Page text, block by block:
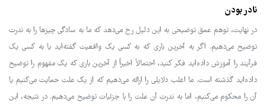
نادر بودن
در نهایت، توهم عمق توضیحی به این دلیل رخ می‌دهد که ما به سادگی چیزها را به ندرت
توضیح می‌دهیم. اگر به آخرین باری که به کسی یک واقعیت گفته‌اید یا به کسی یک
فرآیند را آموزش داده‌اید فکر کنید، احتمالاً اخیراً از آخرین باری که یک مفهوم را توضیح
داده‌اید گذشته است. ما اغلب دلایلی را ارائه می‌دهیم که از یک علت حمایت می‌کنیم یا
آن را محکوم می‌کنیم، اما به ندرت آن علت را با جزئیات توضیح می‌دهیم. در نتیجه، این